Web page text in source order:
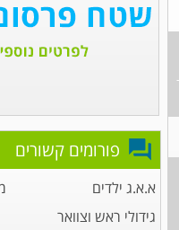
פורומים קשורים
א.א.ג ילדים
גידולי ראש וצוואר